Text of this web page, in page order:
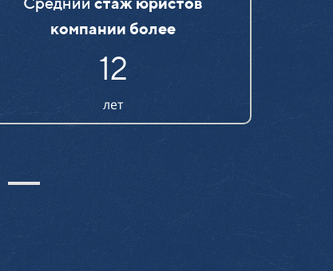
компании более
15
лет